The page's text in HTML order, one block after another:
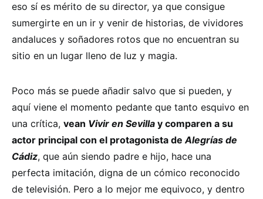
eso sí es mérito de su director, ya que consigue
sumergirte en un ir y venir de historias, de vividores
andaluces y soñadores rotos que no encuentran su
sitio en un lugar lleno de luz y magia.
Poco más se puede añadir salvo que si pueden, y
aquí viene el momento pedante que tanto esquivo en
una crítica, vean Vivir en Sevilla y comparen a su
actor principal con el protagonista deAlegrías de
Cádiz, que aún siendo padre e hijo, hace una
perfecta imitación, digna de un cómico reconocido
de televisión. Pero a lo mejor me equivoco, y dentro